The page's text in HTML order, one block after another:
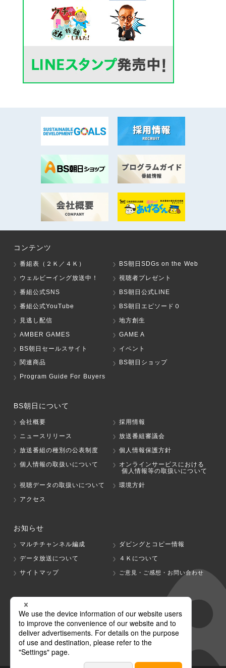
コンテンツ
番組表（２Ｋ／４Ｋ）
BS朝日SDGs on the Web
ウェルビーイング放送中！
視聴者プレゼント
番組公式SNS
BS朝日公式LINE
番組公式YouTube
BS朝日エピソード０
見逃し配信
地方創生
AMBER GAMES
GAME A
BS朝日セールスサイト
イベント
関連商品
BS朝日ショップ
Program Guide For Buyers
BS朝日について
会社概要
採用情報
ニュースリリース
放送番組審議会
放送番組の種別の公表制度
個人情報保護方針
個人情報の取扱いについて
オンラインサービスにおける
個人情報等の取扱いについて
視聴データの取扱いについて
環境方針
アクセス
お知らせ
マルチチャンネル編成
ダビングとコピー情報
データ放送について
４Ｋについて
サイトマップ
ご意見・ご感想・お問い合わせ
グループ会社
テレビ朝日 テレ朝チャンネル